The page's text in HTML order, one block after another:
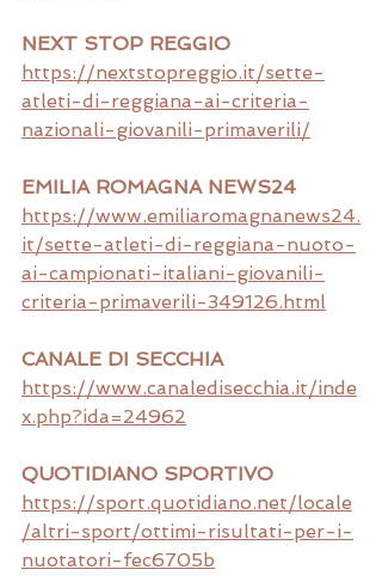
NEXT STOP REGGIO
https://nextstopreggio.it/sette-
atleti-di-reggiana-ai-criteria-
nazionali-giovanili-primaverili/
EMILIA ROMAGNA NEWS24
https://www.emiliaromagnanews24.
it/sette-atleti-di-reggiana-nuoto-
ai-campionati-italiani-giovanili-
criteria-primaverili-349126.html
CANALE DI SECCHIA
https://www.canaledisecchia.it/inde
x.php?ida=24962
QUOTIDIANO SPORTIVO
https://sport.quotidiano.net/locale
/altri-sport/ottimi-risultati-per-i-
nuotatori-fec6705b